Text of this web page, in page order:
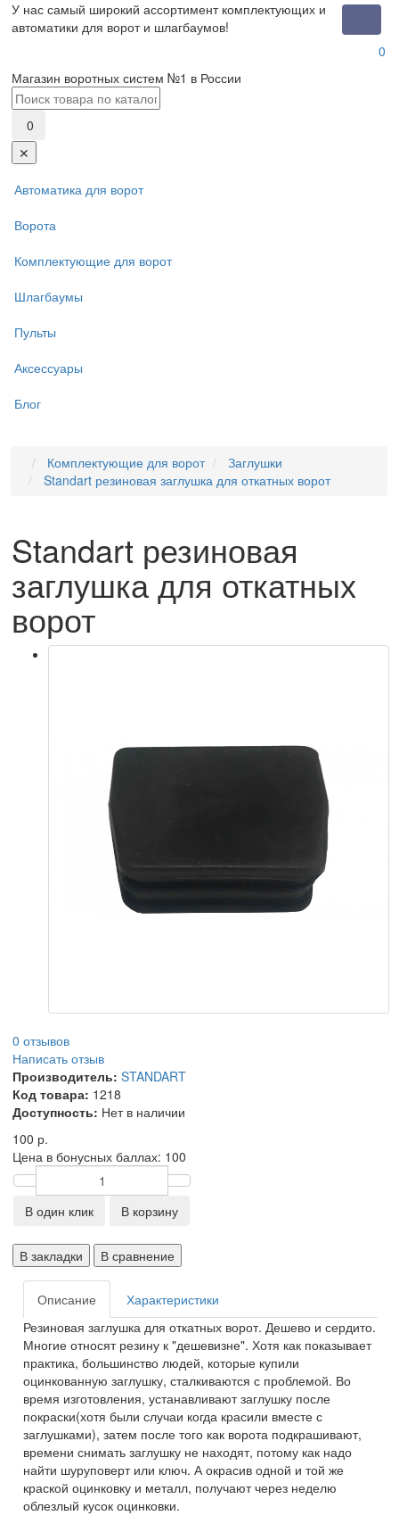
У нас самый широкий ассортимент комплектующих и
автоматики для ворот и шлагбаумов!
0
Магазин воротных систем №1 в России
0
✕
Автоматика для ворот
Ворота
Комплектующие для ворот
Шлагбаумы
Пульты
Аксессуары
Блог
Комплектующие для ворот
Заглушки
Standart резиновая заглушка для откатных ворот
Standart резиновая
заглушка для откатных
ворот
0 отзывов
Написать отзыв
Производитель: STANDART
Код товара: 1218
Доступность: Нет в наличии
100 р.
Цена в бонусных баллах: 100
В один клик В корзину
В закладки В сравнение
Описание
Характеристики
Резиновая заглушка для откатных ворот. Дешево и сердито.
Многие относят резину к "дешевизне". Хотя как показывает
практика, большинство людей, которые купили
оцинкованную заглушку, сталкиваются с проблемой. Во
время изготовления, устанавливают заглушку после
покраски(хотя были случаи когда красили вместе с
заглушками), затем после того как ворота подкрашивают,
времени снимать заглушку не находят, потому как надо
найти шуруповерт или ключ. А окрасив одной и той же
краской оцинковку и металл, получают через неделю
облезлый кусок оцинковки.